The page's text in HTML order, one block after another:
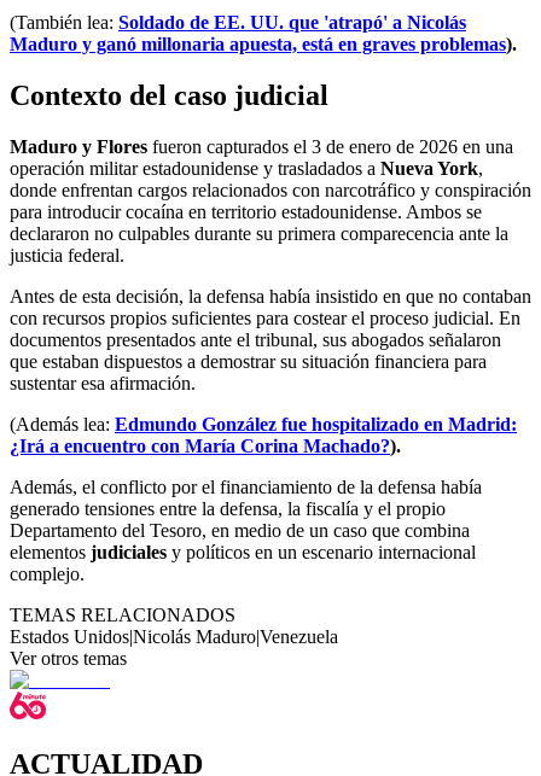
(También lea: Soldado de EE. UU. que 'atrapó' a Nicolás
Maduro y ganó millonaria apuesta, está en graves problemas).
Contexto del caso judicial
Maduro y Flores fueron capturados el 3 de enero de 2026 en una
operación militar estadounidense y trasladados a Nueva York,
donde enfrentan cargos relacionados con narcotráfico y conspiración
para introducir cocaína en territorio estadounidense. Ambos se
declararon no culpables durante su primera comparecencia ante la
justicia federal.
Antes de esta decisión, la defensa había insistido en que no contaban
con recursos propios suficientes para costear el proceso judicial. En
documentos presentados ante el tribunal, sus abogados señalaron
que estaban dispuestos a demostrar su situación financiera para
sustentar esa afirmación.
(Además lea: Edmundo González fue hospitalizado en Madrid:
¿Irá a encuentro con María Corina Machado?).
Además, el conflicto por el financiamiento de la defensa había
generado tensiones entre la defensa, la fiscalía y el propio
Departamento del Tesoro, en medio de un caso que combina
elementos judiciales y políticos en un escenario internacional
complejo.
TEMAS RELACIONADOS
Estados Unidos|Nicolás Maduro|Venezuela
Ver otros temas
ACTUALIDAD